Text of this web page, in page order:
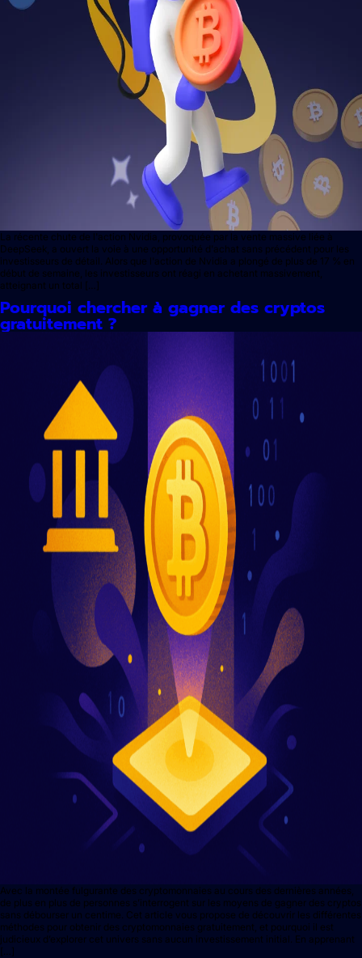
La récente chute de l'action Nvidia, provoquée par la vente massive liée à
DeepSeek, a ouvert la voie à une opportunité d'achat sans précédent pour les
investisseurs de détail. Alors que l'action de Nvidia a plongé de plus de 17 % en
début de semaine, les investisseurs ont réagi en achetant massivement,
atteignant un total […]
Pourquoi chercher à gagner des cryptos
gratuitement ?
Avec la montée fulgurante des cryptomonnaies au cours des dernières années,
de plus en plus de personnes s’interrogent sur les moyens de gagner des cryptos
sans débourser un centime. Cet article vous propose de découvrir les différentes
méthodes pour obtenir des cryptomonnaies gratuitement, et pourquoi il est
judicieux d’explorer cet univers sans aucun investissement initial. En apprenant
[…]